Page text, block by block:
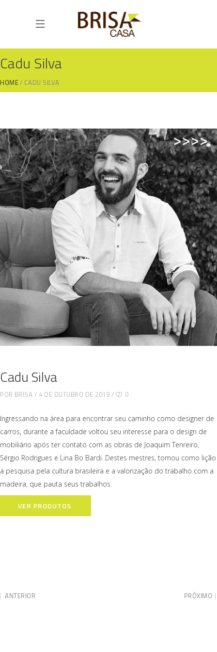
Cadu Silva
HOME CADU SILVA
Cadu Silva
POR BRISA 4 DE OUTUBRO DE 2019 0
Ingressando na área para encontrar seu caminho como designer de
carros, durante a faculdade voltou seu interesse para o design de
mobiliário após ter contato com as obras de Joaquim Tenreiro,
Sérgio Rodrigues e Lina Bo Bardi. Destes mestres, tomou como lição
a pesquisa pela cultura brasileira e a valorização do trabalho com a
madeira, que pauta seus trabalhos.
VER PRODUTOS
ANTERIOR PRÓXIMO